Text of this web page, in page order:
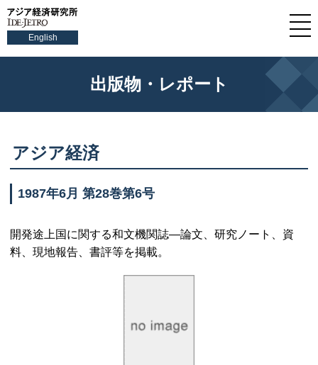
English
出版物・レポート
アジア経済
1987年6月 第28巻第6号
開発途上国に関する和文機関誌—論文、研究ノート、資
料、現地報告、書評等を掲載。